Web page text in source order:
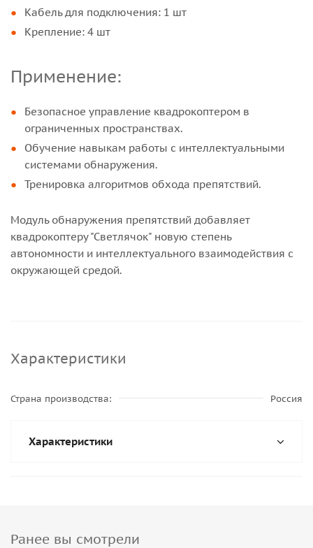
Кабель для подключения: 1 шт
Крепление: 4 шт
Применение:
Безопасное управление квадрокоптером в
ограниченных пространствах.
Обучение навыкам работы с интеллектуальными
системами обнаружения.
Тренировка алгоритмов обхода препятствий.
Модуль обнаружения препятствий добавляет
квадрокоптеру "Светлячок" новую степень
автономности и интеллектуального взаимодействия с
окружающей средой.
Характеристики
Страна производства Россия
Характеристики
Ранее вы смотрели